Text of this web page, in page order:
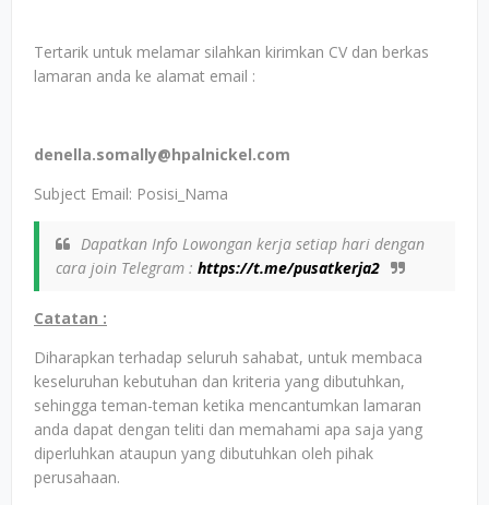
Tertarik untuk melamar silahkan kirimkan CV dan berkas
lamaran anda ke alamat email :
denella.somally@hpalnickel.com
Subject Email: Posisi_Nama
Dapatkan Info Lowongan kerja setiap hari dengan
cara join Telegram : https://t.me/pusatkerja2
Catatan :
Diharapkan terhadap seluruh sahabat, untuk membaca
keseluruhan kebutuhan dan kriteria yang dibutuhkan,
sehingga teman-teman ketika mencantumkan lamaran
anda dapat dengan teliti dan memahami apa saja yang
diperluhkan ataupun yang dibutuhkan oleh pihak
perusahaan.